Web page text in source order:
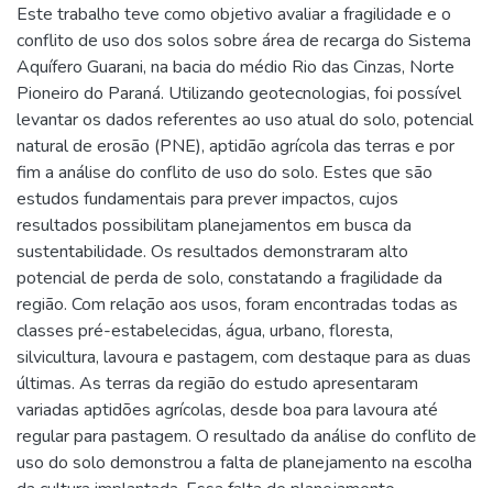
Este trabalho teve como objetivo avaliar a fragilidade e o
conflito de uso dos solos sobre área de recarga do Sistema
Aquífero Guarani, na bacia do médio Rio das Cinzas, Norte
Pioneiro do Paraná. Utilizando geotecnologias, foi possível
levantar os dados referentes ao uso atual do solo, potencial
natural de erosão (PNE), aptidão agrícola das terras e por
fim a análise do conflito de uso do solo. Estes que são
estudos fundamentais para prever impactos, cujos
resultados possibilitam planejamentos em busca da
sustentabilidade. Os resultados demonstraram alto
potencial de perda de solo, constatando a fragilidade da
região. Com relação aos usos, foram encontradas todas as
classes pré-estabelecidas, água, urbano, floresta,
silvicultura, lavoura e pastagem, com destaque para as duas
últimas. As terras da região do estudo apresentaram
variadas aptidões agrícolas, desde boa para lavoura até
regular para pastagem. O resultado da análise do conflito de
uso do solo demonstrou a falta de planejamento na escolha